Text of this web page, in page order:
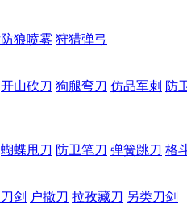
狼喷雾 狩猎弹弓
开山砍刀 狗腿弯刀 仿品军刺 防
蝴蝶甩刀 防卫笔刀 弹簧跳刀 格
剑 户撒刀 拉孜藏刀 另类刀剑